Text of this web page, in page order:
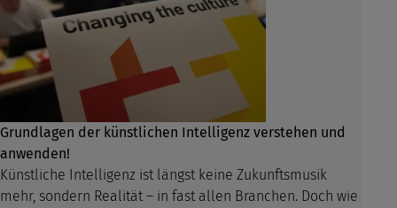
Grundlagen der künstlichen Intelligenz verstehen und
anwenden!
Künstliche Intelligenz ist längst keine Zukunftsmusik
mehr, sondern Realität – in fast allen Branchen. Doch wie